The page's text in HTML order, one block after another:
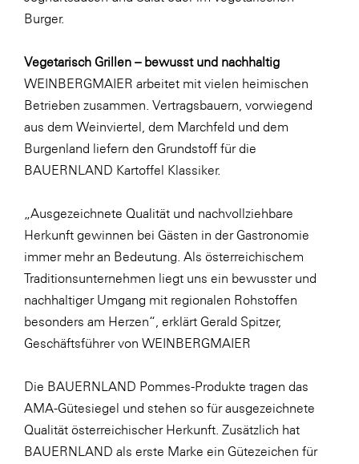
Libro
Die Menü-Manufaktur
MTH Retail Group
OMV
OptimaMed
PHH Rechtsanwält:innen
Primark
Salesforce
sebamed
SeneCura
SKINUANCE®
Somfy
Sony DADC
Burger.
Vegetarisch Grillen – bewusst und nachhaltig
WEINBERGMAIER arbeitet mit vielen heimischen
Betrieben zusammen. Vertragsbauern, vorwiegend
aus dem Weinviertel, dem Marchfeld und dem
Burgenland liefern den Grundstoff für die
BAUERNLAND Kartoffel Klassiker.
„Ausgezeichnete Qualität und nachvollziehbare
Herkunft gewinnen bei Gästen in der Gastronomie
immer mehr an Bedeutung. Als österreichischem
Traditionsunternehmen liegt uns ein bewusster und
nachhaltiger Umgang mit regionalen Rohstoffen
besonders am Herzen“, erklärt Gerald Spitzer,
Geschäftsführer von WEINBERGMAIER
Die BAUERNLAND Pommes-Produkte tragen das
AMA-Gütesiegel und stehen so für ausgezeichnete
Qualität österreichischer Herkunft. Zusätzlich hat
BAUERNLAND als erste Marke ein Gütezeichen für